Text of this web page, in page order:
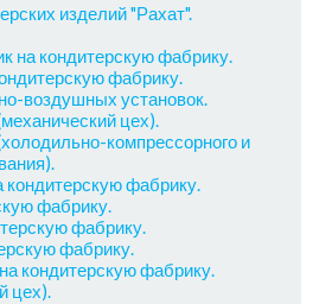
изделий "Рахат".
на кондитерскую фабрику.
фабрику.
воздушных установок.
цех).
компрессорного и
кондитерскую фабрику.
фабрику.
фабрику.
фабрику.
кондитерскую фабрику.
цех).